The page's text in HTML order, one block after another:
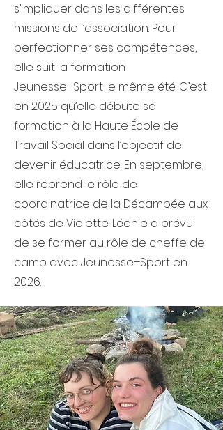
s’impliquer dans les différentes
missions de l’association. Pour
perfectionner ses compétences,
elle suit la formation
Jeunesse+Sport le même été. C’est
en 2025 qu’elle débute sa
formation à la Haute École de
Travail Social dans l’objectif de
devenir éducatrice. En septembre,
elle reprend le rôle de
coordinatrice de la Décampée aux
côtés de Violette. Léonie a prévu
de se former au rôle de cheffe de
camp avec Jeunesse+Sport en
2026.